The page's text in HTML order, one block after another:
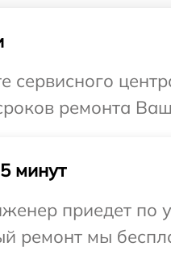
сервисного
ремонта
минут
приедет по
ремонт мы